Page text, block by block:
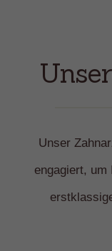
Unser
engagiert, um